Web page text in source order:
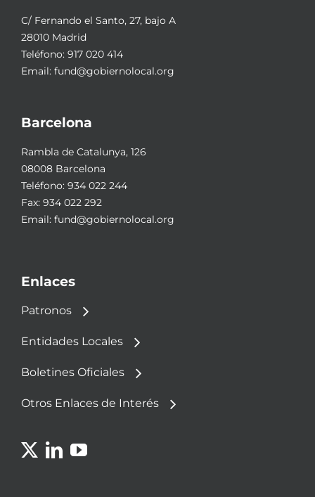
C/ Fernando el Santo, 27, bajo A
28010 Madrid
Teléfono: 917 020 414
Email: fund@gobiernolocal.org
Barcelona
Rambla de Catalunya, 126
08008 Barcelona
Teléfono: 934 022 244
Fax: 934 022 292
Email: fund@gobiernolocal.org
Enlaces
Patronos
Entidades Locales
Boletines Oficiales
Otros Enlaces de Interés